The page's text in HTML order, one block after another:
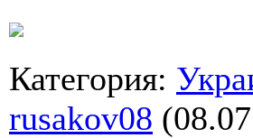
Категория:
rusakov08